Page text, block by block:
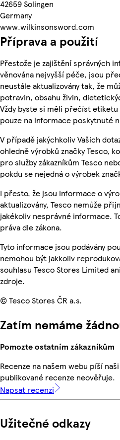
42659 Solingen
Germany
www.wilkinsonsword.com
Příprava a použití
Přestože je zajištění správných
věnována nejvyšší péče, jsou
neustále aktualizovány tak, že
potravin, obsahu živin,
Vždy byste si měli přečíst
pouze na informace poskytnuté
V případě jakýchkoliv Vašich
ohledně výrobků značky Tesco,
pro služby zákazníkům Tesco
pokdu se nejedná o výrobek
I přesto, že jsou informace o
aktualizovány, Tesco nemůže
jakékoliv nesprávné informace.
práva dle zákona.
Tyto informace jsou podávány
nemohou být jakkoliv
souhlasu Tesco Stores Limited
zdroje.
© Tesco Stores ČR a.s.
Zatím nemáme
Pomozte ostatním zákazníkům
Recenze na našem webu píší
publikované recenze neověřuje.
Napsat recenzi
Užitečné odkazy